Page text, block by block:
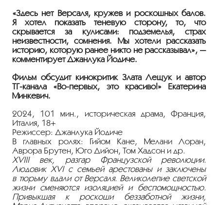
«Здесь нет Версаля, кружев и роскошных балов.
Я хотел показать теневую сторону, то, что
скрывается за кулисами: подземелья, страх
неизвестности, сомнения. Мы хотели рассказать
историю, которую ранее никто не рассказывал», —
комментирует Джанлука Йодиче.
Фильм обсудит кинокритик Злата Лещук и автор
ТГ-канала «Во-первых, это красиво!» Екатерина
Минкевич.
2024, 101 мин., историческая драма, Франция,
Италия, 18+
Режиссер: Джанлука Йодиче
В главных ролях: Гийом Кане, Мелани Лоран,
Аврора Брутен, Юго Дийон, Том Хадсон и др.
XVIII век, разгар Французской революции.
Людовик XVI с семьей арестованы и заключены
в тюрьму вдали от Версаля. Великолепие светской
жизни сменяются изоляцией и беспомощностью.
Привыкшая к роскоши беззаботной жизни,